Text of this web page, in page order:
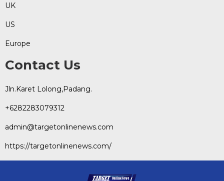
UK
US
Europe
Contact Us
Jln.Karet Lolong,Padang.
+6282283079312
admin@targetonlinenews.com
https://targetonlinenews.com/